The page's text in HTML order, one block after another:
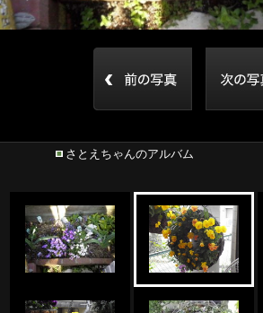
さとえちゃんのアルバム